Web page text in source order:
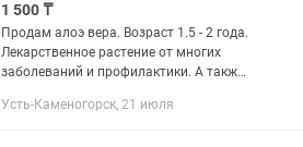
1 500 ₸
Продам алоэ вера. Возраст 1.5 - 2 года.
Лекарственное растение от многих
заболеваний и профилактики. А также
Усть-Каменогорск, 21 июля